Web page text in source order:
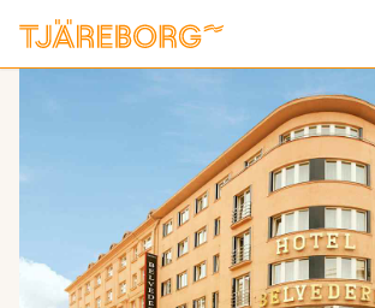
Näytä kuvia